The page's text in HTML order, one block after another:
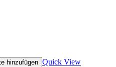
hinzufügen Quick View